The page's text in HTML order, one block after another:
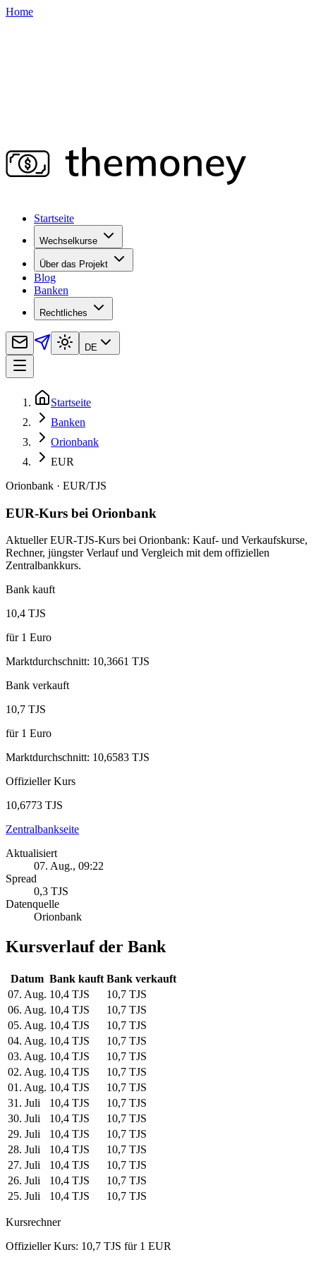
Home
Startseite
Wechselkurse
Über das Projekt
Blog
Banken
Rechtliches
DE
Startseite
Banken
Orionbank
EUR
Orionbank · EUR/TJS
EUR-Kurs bei Orionbank
Aktueller EUR-TJS-Kurs bei Orionbank: Kauf- und Verkaufskurse,
Rechner, jüngster Verlauf und Vergleich mit dem offiziellen
Zentralbankkurs.
Bank kauft
10,4 TJS
für1 Euro
Marktdurchschnitt: 10,3661 TJS
Bank verkauft
10,7 TJS
für1 Euro
Marktdurchschnitt: 10,6583 TJS
Offizieller Kurs
10,6773 TJS
Zentralbankseite
Aktualisiert
07. Aug., 09:22
Spread
0,3 TJS
Datenquelle
Orionbank
Kursverlauf der Bank
Datum Bank kauft Bank verkauft
07. Aug. 10,4 TJS
10,7 TJS
06. Aug. 10,4 TJS
10,7 TJS
05. Aug. 10,4 TJS
10,7 TJS
04. Aug. 10,4 TJS
10,7 TJS
03. Aug. 10,4 TJS
10,7 TJS
02. Aug. 10,4 TJS
10,7 TJS
01. Aug. 10,4 TJS
10,7 TJS
31. Juli
10,4 TJS
10,7 TJS
30. Juli
10,4 TJS
10,7 TJS
29. Juli
10,4 TJS
10,7 TJS
28. Juli
10,4 TJS
10,7 TJS
27. Juli
10,4 TJS
10,7 TJS
26. Juli
10,4 TJS
10,7 TJS
25. Juli
10,4 TJS 10,7 TJS
Kursrechner
Offizieller Kurs: 10,7 TJS für 1 EUR